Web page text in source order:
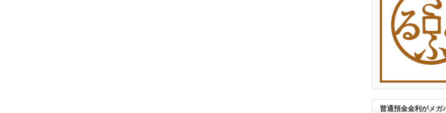
普通預金金利がメガ